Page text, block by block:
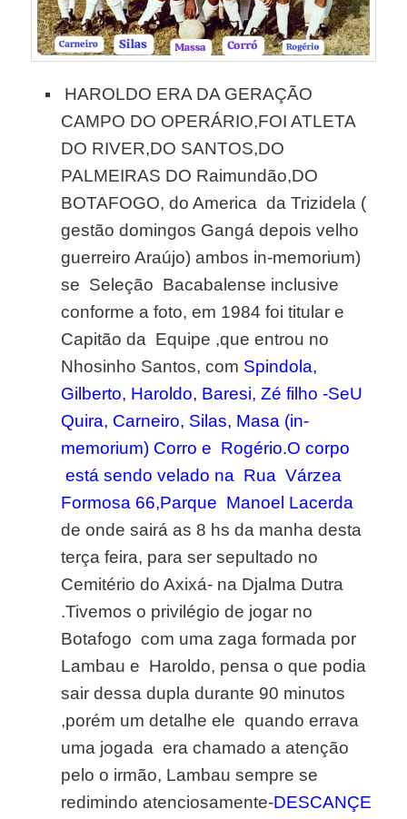
HAROLDO ERA DA GERAÇÃO
CAMPO DO OPERÁRIO,FOI ATLETA
DO RIVER,DO SANTOS,DO
PALMEIRAS DO Raimundão,DO
BOTAFOGO, do America da Trizidela (
gestão domingos Gangá depois velho
guerreiro Araújo) ambos in-memorium)
se Seleção Bacabalense inclusive
conforme a foto, em 1984 foi titular e
Capitão da Equipe ,que entrou no
Nhosinho Santos, com Spindola,
Gilberto, Haroldo, Baresi, Zé filho -SeU
Quira, Carneiro, Silas, Masa (in-
memorium) Corro e Rogério.O corpo
está sendo velado na Rua Várzea
Formosa 66,Parque Manoel Lacerda
de onde sairá as 8 hs da manha desta
terça feira, para ser sepultado no
Cemitério do Axixá- na Djalma Dutra
.Tivemos o privilégio de jogar no
Botafogo com uma zaga formada por
Lambau e Haroldo, pensa o que podia
sair dessa dupla durante 90 minutos
,porém um detalhe ele quando errava
uma jogada era chamado a atenção
pelo o irmão, Lambau sempre se
redimindo atenciosamente-DESCANÇE